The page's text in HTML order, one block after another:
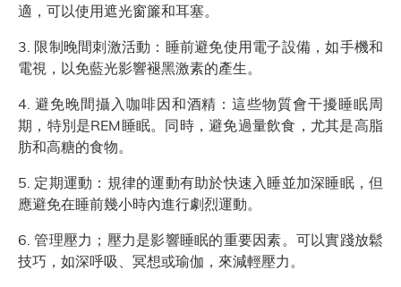
適，可以使用遮光窗簾和耳塞。
3. 限制晚間刺激活動：睡前避免使用電子設備，如手機和
電視，以免藍光影響褪黑激素的產生。
4. 避免晚間攝入咖啡因和酒精：這些物質會干擾睡眠周
期，特別是REM睡眠。同時，避免過量飲食，尤其是高脂
肪和高糖的食物。
5. 定期運動：規律的運動有助於快速入睡並加深睡眠，但
應避免在睡前幾小時內進行劇烈運動。
6. 管理壓力；壓力是影響睡眠的重要因素。可以實踐放鬆
技巧，如深呼吸、冥想或瑜伽，來減輕壓力。